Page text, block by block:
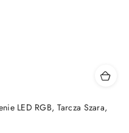
LED RGB, Tarcza Szara,